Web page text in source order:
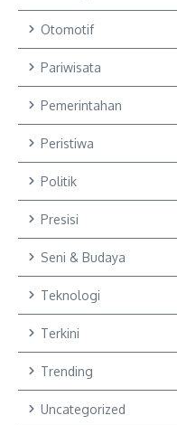
Otomotif
Pariwisata
Pemerintahan
Peristiwa
Politik
Presisi
Seni & Budaya
Teknologi
Terkini
Trending
Uncategorized